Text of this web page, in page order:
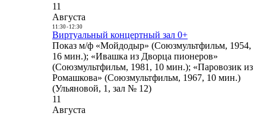
11
Августа
11:30- 12:30
Виртуальный концертный зал 0+
Показ м/ф «Мойдодыр» (Союзмультфильм, 1954,
16 мин.); «Ивашка из Дворца пионеров»
(Союзмультфильм, 1981, 10 мин.); «Паровозик из
Ромашкова» (Союзмультфильм, 1967, 10 мин.)
(Ульяновой, 1, зал № 12)
11
Августа